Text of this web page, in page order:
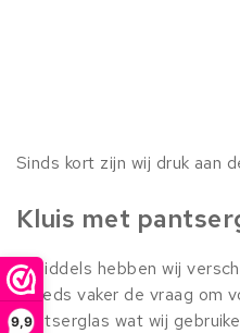
9,9
Sinds kort zijn wij druk aan
Kluis met
Inmiddels hebben wij
steeds vaker de vraag om
pantserglas wat wij